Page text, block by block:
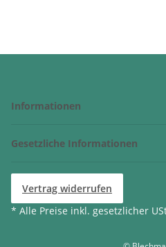
Informationen
Gesetzliche Informationen
Vertrag widerrufen
* Alle Preise inkl. gesetzlicher